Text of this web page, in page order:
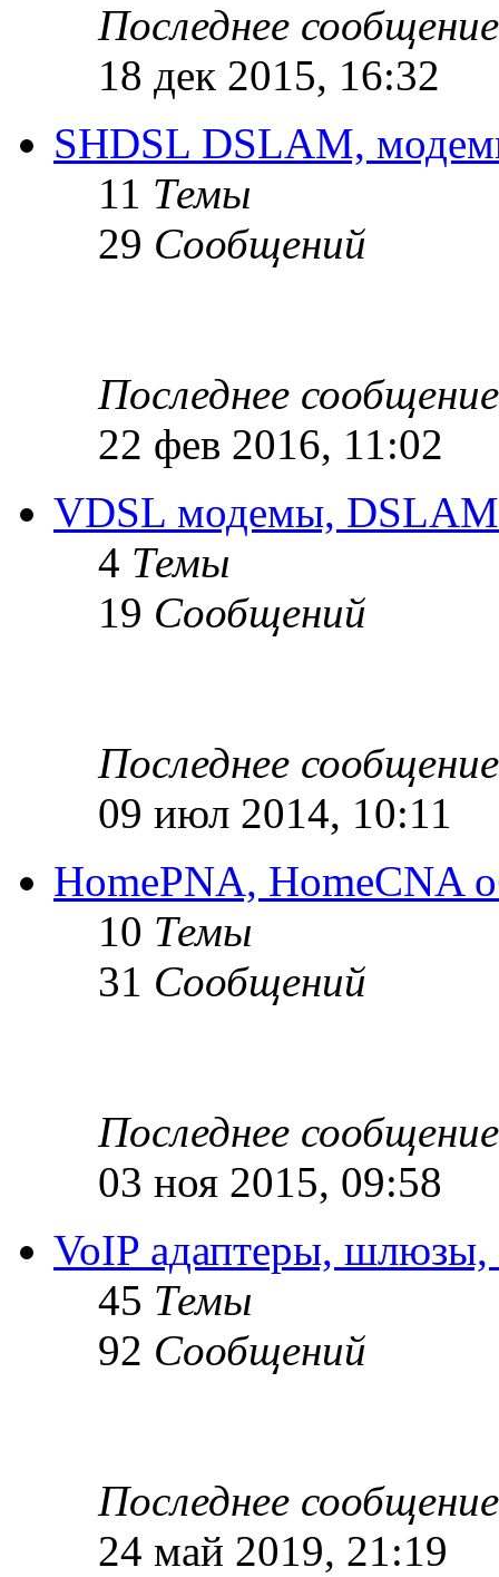
Последнее сообщение
18 дек 2015, 16:32
SHDSL DSLAM,
11 Темы
29 Сообщений
Последнее сообщение
22 фев 2016, 11:02
VDSL модемы, DSLAM
4 Темы
19 Сообщений
Последнее сообщение
09 июл 2014, 10:11
HomePNA, HomeCNA
10 Темы
31 Сообщений
Последнее сообщение
03 ноя 2015, 09:58
VoIP адаптеры,
45 Темы
92 Сообщений
Последнее сообщение
24 май 2019, 21:19